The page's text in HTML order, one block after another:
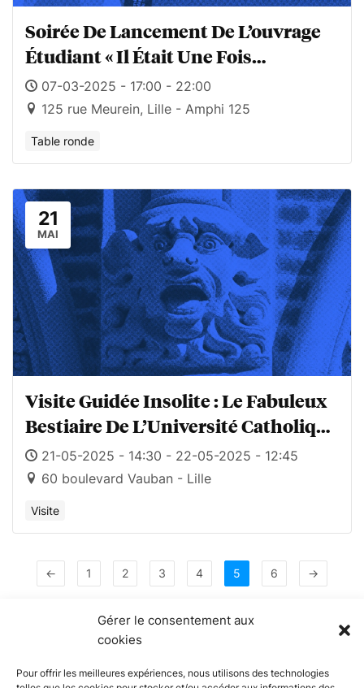
Gérer le consentement aux
cookies
Pour offrir les meilleures expériences, nous utilisons des technologies
Soirée De Lancement De L’ouvrage
Étudiant « Il Était Une Fois
L’Université Catholique De Lille »
07-03-2025 - 17:00 - 22:00
125 rue Meurein, Lille - Amphi 125
Table ronde
21
MAI
Visite Guidée Insolite : Le Fabuleux
Bestiaire De L’Université Catholique
De Lille
21-05-2025 - 14:30 - 22-05-2025 - 12:45
60 boulevard Vauban - Lille
Visite
← 1 2 3 4 5 6 →